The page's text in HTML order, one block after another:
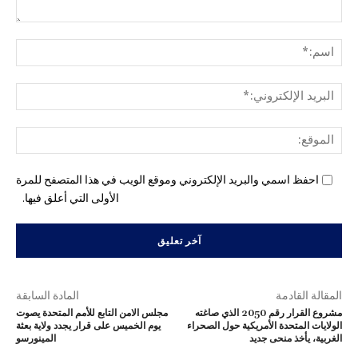
احفظ اسمي والبريد الإلكتروني وموقع الويب في هذا المتصفح للمرة
الأولى التي أعلق فيها.
المادة السابقة
مجلس الامن التابع للأمم المتحدة يصوت
يوم الخميس على قرار يجدد ولاية بعثة
المينورسو
المقالة القادمة
مشروع القرار رقم 2050 الذي صاغته
الولايات المتحدة الأمريكية حول الصحراء
الغربية، يأخذ منحى جديد